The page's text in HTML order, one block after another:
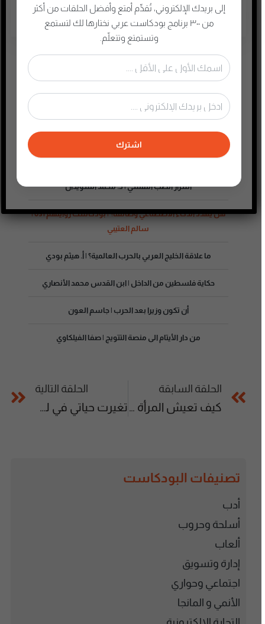
بودكاست روايتهم
الحياة مع عصابات المخدرات والشباب المدمنين | بودكاست
الحياة مع عصابات المخدرات والشباب المدمنين | د. عبدالحميد
البلالي
هل يكره الأتراك العرب؟ | بودكاست روايتهم ا. عواد الزايد
أسرار الطب النفسي | د. محمد السويدان
هل يهدد الذكاء الاصطناعي وظائفنا؟ | بودكاست روايتهم 031 |
سالم العتيبي
ما علاقة الخليج العربي بالحرب العالمية؟ | أ. هيثم بودي
حكاية فلسطين من الداخل | ابن القدس محمد الأنصاري
أن تكون وزيرا بعد الحرب | جاسم العون
من دار الأيتام الى منصة التتويج | صفا الفيلكاوي
الحلقة السابقة
كيف تعيش المرأة في أفغانستان؟ | بودكاست روايتهم 030 | نادية إبلاغ
الحلقة التالية
تغيرت حياتي في لحظة واحدة | بودكاست روايتهم 032 | حمد الويباري
تصنيفات البودكاست
أدب
أسلحة وحروب
ألعاب
إدارة وتسويق
اجتماعي وحواري
الأنمي و المانجا
إلى بريدك الإلكتروني، تُقدِّم أمتع وأفضل الحلقات من أكثر
من ٣٠٠ برنامج بودكاست عربي نختارها لك لتستمع
وتستمتع وتتعلّم.
اشترك